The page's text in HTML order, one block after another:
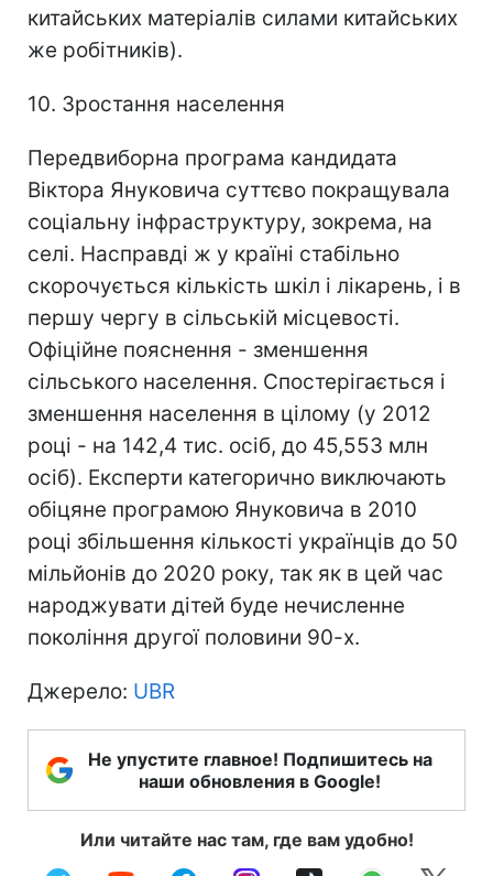
китайських матеріалів силами китайських
же робітників).
10. Зростання населення
Передвиборна програма кандидата
Віктора Януковича суттєво покращувала
соціальну інфраструктуру, зокрема, на
селі. Насправді ж у країні стабільно
скорочується кількість шкіл і лікарень, і в
першу чергу в сільській місцевості.
Офіційне пояснення - зменшення
сільського населення. Спостерігається і
зменшення населення в цілому (у 2012
році - на 142,4 тис. осіб, до 45,553 млн
осіб). Експерти категорично виключають
обіцяне програмою Януковича в 2010
році збільшення кількості українців до 50
мільйонів до 2020 року, так як в цей час
народжувати дітей буде нечисленне
покоління другої половини 90-х.
Джерело: UBR
Не упустите главное! Подпишитесь на
наши обновления в Google!
Или читайте нас там, где вам удобно!